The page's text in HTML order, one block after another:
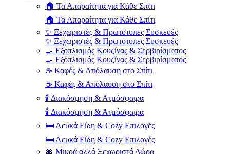
🏠 Τα Απαραίτητα για Κάθε Σπίτι
🏠 Τα Απαραίτητα για Κάθε Σπίτι
✨ Ξεχωριστές & Πρωτότυπες Συσκευές
✨ Ξεχωριστές & Πρωτότυπες Συσκευές
🍳 Εξοπλισμός Κουζίνας & Σερβιρίσματος
🍳 Εξοπλισμός Κουζίνας & Σερβιρίσματος
☕ Καφές & Απόλαυση στο Σπίτι
☕ Καφές & Απόλαυση στο Σπίτι
🕯️ Διακόσμηση & Ατμόσφαιρα
🕯️ Διακόσμηση & Ατμόσφαιρα
🛏️ Λευκά Είδη & Cozy Επιλογές
🛏️ Λευκά Είδη & Cozy Επιλογές
🎀 Μικρά αλλά Ξεχωριστά Δώρα